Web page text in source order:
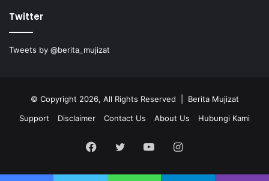
Twitter
Tweets by @berita_mujizat
© Copyright 2026, All Rights Reserved | Berita Mujizat
Support
Disclaimer Contact Us About Us Hubungi Kami
Facebook
Twitter YouTubeInstagram